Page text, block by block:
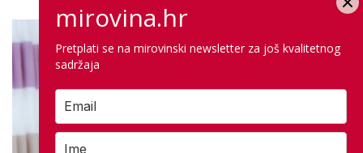
mirovina.hr
Pretplati se na mirovinski newsletter za još kvalitetnog
sadržaja